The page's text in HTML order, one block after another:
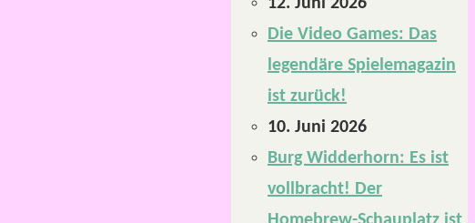
12. Juni 2026
Die Video Games: Das
legendäre Spielemagazin
ist zurück!
10. Juni 2026
Burg Widderhorn: Es ist
vollbracht! Der